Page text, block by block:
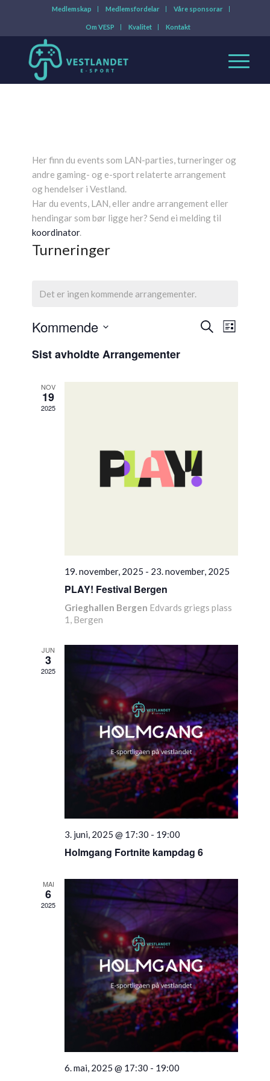
Medlemskap Medlemsfordelar Våre sponsorar
Om VESP Kvalitet Kontakt
Her finn du events som LAN-parties, turneringer og
andre gaming- og e-sport relaterte arrangement
og hendelser i Vestland.
Har du events, LAN, eller andre arrangement eller
hendingar som bør ligge her? Send ei melding til
koordinator.
Turneringer
Det er ingen kommende arrangementer.
Views
Søk
Views
Liste
Kommende
dato.
Sist avholdte Arrangementer
NOV
19
2025
19. november, 2025 - 23. november, 2025
PLAY! Festival Bergen
Grieghallen Bergen Edvards griegs plass
1, Bergen
JUN
3
2025
3. juni, 2025 @ 17:30 - 19:00
Holmgang Fortnite kampdag 6
MAI
6
2025
6. mai, 2025 @ 17:30 - 19:00